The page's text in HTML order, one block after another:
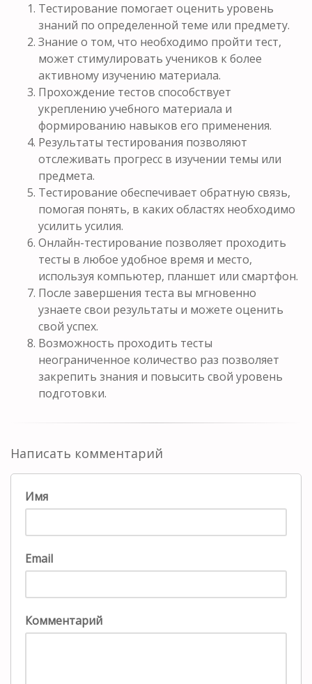
Тестирование помогает оценить уровень
знаний по определенной теме или предмету.
Знание о том, что необходимо пройти тест,
может стимулировать учеников к более
активному изучению материала.
Прохождение тестов способствует
укреплению учебного материала и
формированию навыков его применения.
Результаты тестирования позволяют
отслеживать прогресс в изучении темы или
предмета.
Тестирование обеспечивает обратную связь,
помогая понять, в каких областях необходимо
усилить усилия.
Онлайн-тестирование позволяет проходить
тесты в любое удобное время и место,
используя компьютер, планшет или смартфон.
После завершения теста вы мгновенно
узнаете свои результаты и можете оценить
свой успех.
Возможность проходить тесты
неограниченное количество раз позволяет
закрепить знания и повысить свой уровень
подготовки.
Написать комментарий
Имя
Email
Комментарий